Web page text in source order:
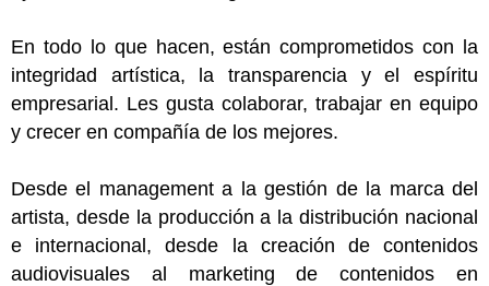
En todo lo que hacen, están comprometidos con la
integridad artística, la transparencia y el espíritu
empresarial. Les gusta colaborar, trabajar en equipo
y crecer en compañía de los mejores.
Desde el management a la gestión de la marca del
artista, desde la producción a la distribución nacional
e internacional, desde
la creación de contenidos
audiovisuales al marketing de contenidos en